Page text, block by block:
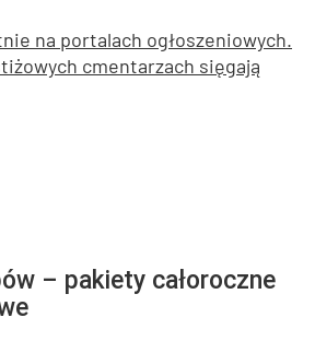
na portalach ogłoszeniowych.
cmentarzach sięgają
– pakiety całoroczne